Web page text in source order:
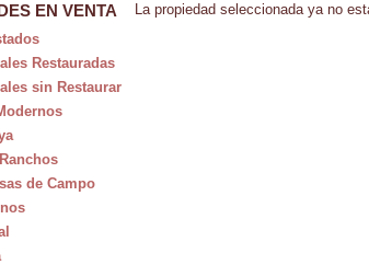
EN VENTA
Restauradas
sin Restaurar
de Campo
La propiedad seleccionada ya no